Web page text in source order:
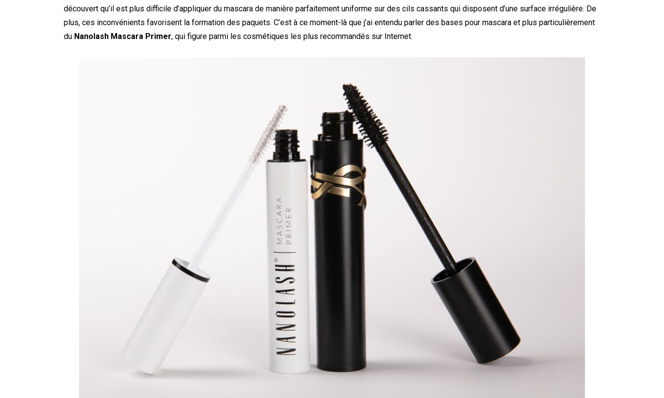
découvert qu’il est plus difficile d’appliquer du mascara de manière parfaitement uniforme sur des cils cassants qui disposent d’une surface irrégulière. De
plus, ces inconvénients favorisent la formation des paquets. C’est à ce moment-là que j’ai entendu parler des bases pour mascara et plus particulièrement
du Nanolash Mascara Primer, qui figure parmi les cosmétiques les plus recommandés sur Internet.